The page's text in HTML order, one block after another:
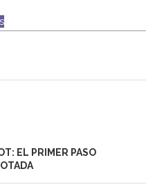
EL PRIMER PASO